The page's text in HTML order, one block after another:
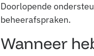
Doorlopende
beheerafspraken.
Wanneer